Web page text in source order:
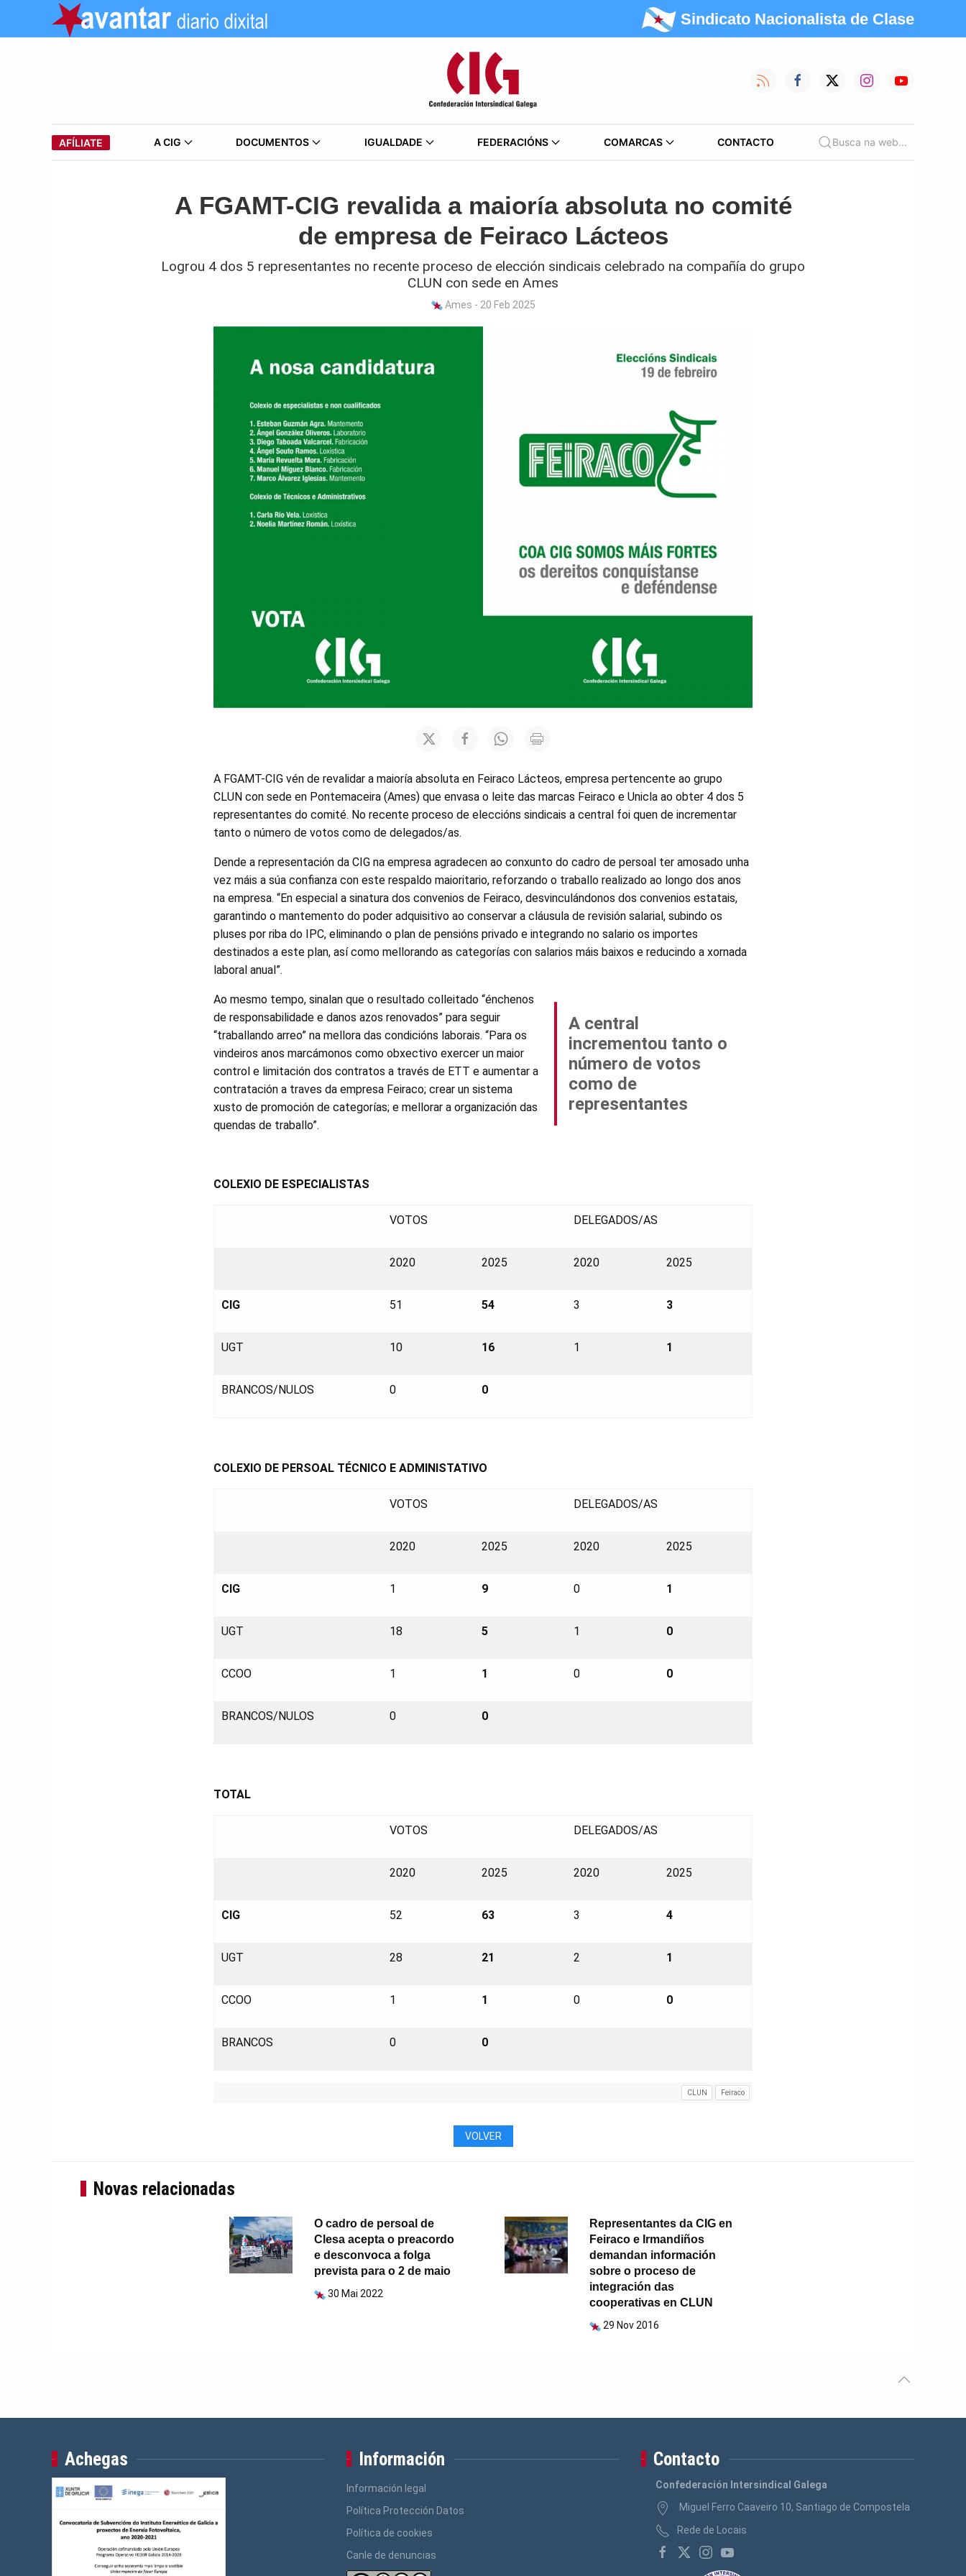
Sindicato Nacionalista de Clase
AFÍLIATE A CIG DOCUMENTOS IGUALDADE FEDERACIÓNS COMARCAS CONTACTO Busca na web...
A FGAMT-CIG revalida a maioría absoluta no comité
de empresa de Feiraco Lácteos
Logrou 4 dos 5 representantes no recente proceso de elección sindicais celebrado na compañía do grupo
CLUN con sede en Ames
Ames - 20 Feb 2025
A FGAMT-CIG vén de revalidar a maioría absoluta en Feiraco Lácteos, empresa pertencente ao grupo
CLUN con sede en Pontemaceira (Ames) que envasa o leite das marcas Feiraco e Unicla ao obter 4 dos 5
representantes do comité. No recente proceso de eleccións sindicais a central foi quen de incrementar
tanto o número de votos como de delegados/as.
Dende a representación da CIG na empresa agradecen ao conxunto do cadro de persoal ter amosado unha
vez máis a súa confianza con este respaldo maioritario, reforzando o traballo realizado ao longo dos anos
na empresa. “En especial a sinatura dos convenios de Feiraco, desvinculándonos dos convenios estatais,
garantindo o mantemento do poder adquisitivo ao conservar a cláusula de revisión salarial, subindo os
pluses por riba do IPC, eliminando o plan de pensións privado e integrando no salario os importes
destinados a este plan, así como mellorando as categorías con salarios máis baixos e reducindo a xornada
laboral anual”.
A central
incrementou tanto o
número de votos
como de
representantes
Ao mesmo tempo, sinalan que o resultado colleitado “énchenos
de responsabilidade e danos azos renovados” para seguir
“traballando arreo” na mellora das condicións laborais. “Para os
vindeiros anos marcámonos como obxectivo exercer un maior
control e limitación dos contratos a través de ETT e aumentar a
contratación a traves da empresa Feiraco; crear un sistema
xusto de promoción de categorías; e mellorar a organización das
quendas de traballo”.
COLEXIO DE ESPECIALISTAS
VOTOS DELEGADOS/AS
2020 2025 2020 2025
CIG 51 54 3 3
UGT 10 16 1 1
BRANCOS/NULOS 0 0
COLEXIO DE PERSOAL TÉCNICO E ADMINISTATIVO
VOTOS DELEGADOS/AS
2020 2025 2020 2025
CIG 1 9 0 1
UGT 18 5 1 0
CCOO 1 1 0 0
BRANCOS/NULOS 0 0
TOTAL
VOTOS DELEGADOS/AS
2020 2025 2020 2025
CIG 52 63 3 4
UGT 28 21 2 1
CCOO 1 1 0 0
BRANCOS 0 0
CLUN Feiraco
VOLVER
Novas relacionadas
O cadro de persoal de
Clesa acepta o preacordo
e desconvoca a folga
prevista para o 2 de maio
30 Mai 2022
Representantes da CIG en
Feiraco e Irmandiños
demandan información
sobre o proceso de
integración das
cooperativas en CLUN
29 Nov 2016
Achegas Información
Información legal
Política Protección Datos
Política de cookies
Canle de denuncias
Contacto
Confederación Intersindical Galega
Miguel Ferro Caaveiro 10, Santiago de Compostela
Rede de Locais